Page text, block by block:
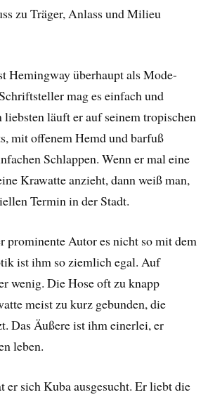
zu Träger, Anlass und Milieu
Hemingway überhaupt als Mode-
mag es einfach und
liebsten läuft er auf seinem tropischen
mit offenem Hemd und barfuß
Schlappen. Wenn er mal eine
Krawatte anzieht, dann weiß man,
Termin in der Stadt.
prominente Autor es nicht so mit dem
ist ihm so ziemlich egal. Auf
wenig. Die Hose oft zu knapp
meist zu kurz gebunden, die
Das Äußere ist ihm einerlei, er
leben.
er sich Kuba ausgesucht. Er liebt die